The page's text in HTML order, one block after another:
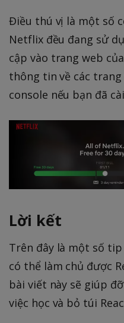
Điều thú vị là một số
Netflix đều đang sử
cập vào trang web
thông tin về các
console nếu bạn đã
Lời kết
Trên đây là một số
có thể làm chủ được
bài viết này sẽ giúp
việc học và bỏ túi